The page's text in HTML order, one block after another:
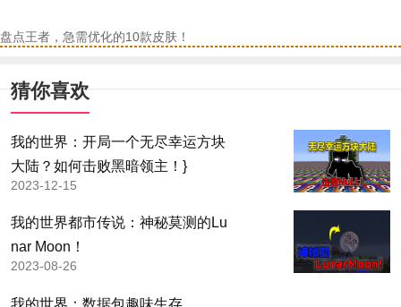
盘点王者，急需优化的10款皮肤！
猜你喜欢
我的世界：开局一个无尽幸运方块
大陆？如何击败黑暗领主！}
2023-12-15
我的世界都市传说：神秘莫测的Lu
nar Moon！
2023-08-26
我的世界：数据包趣味生存